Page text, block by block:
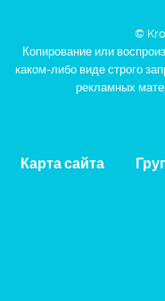
©
Копирование или
каком-либо виде строго
рекламных
Карта сайта